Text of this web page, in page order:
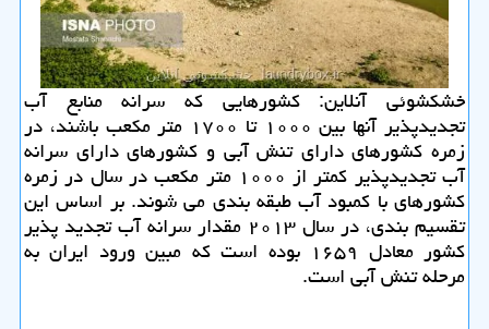
خشكشوئی آنلاین: كشورهایی كه سرانه منابع آب
تجدیدپذیر آنها بین ۱۰۰۰ تا ۱۷۰۰ متر مكعب باشند، در
زمره كشورهای دارای تنش آبی و كشورهای دارای سرانه
آب تجدیدپذیر كمتر از ۱۰۰۰ متر مكعب در سال در زمره
كشورهای با كمبود آب طبقه بندی می شوند. بر اساس این
تقسیم بندی، در سال ۲۰۱۳ مقدار سرانه آب تجدید پذیر
كشور معادل ۱۶۵۹ بوده است كه مبین ورود ایران به
مرحله تنش آبی است.